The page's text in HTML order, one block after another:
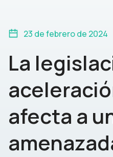
23 de febrero de 2024
La
afecta a